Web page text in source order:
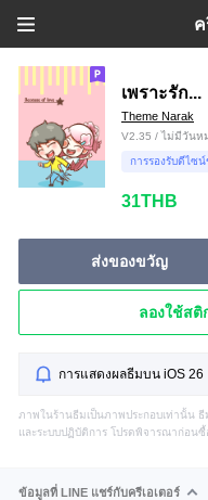
ค
เพราะรัก...
Theme Narak
V2.35 / ไม่มีวันห
การรองรับดีไซ
31THB
ส่งของขวัญ
ลองใช้สติ
การแสดงผลธีมบน iOS 26
ภาพในร้านธีมเป็นภาพประกอบเท่านั้น
และระบบปฏิบัติการ โปรดพิจารณาก่อนซื้
ข้อมูลที่ LINE แชร์กับครีเอเตอร์